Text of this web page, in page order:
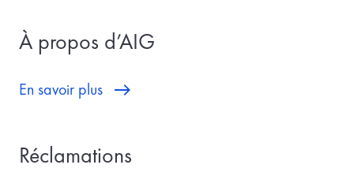
À propos d’AIG
En savoir plus
Réclamations